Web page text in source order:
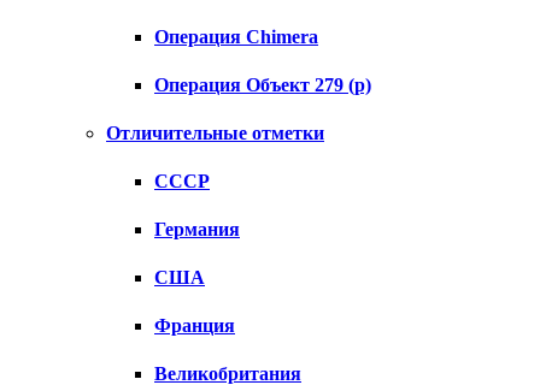
Операция Chimera
Операция Объект 279 (р)
Отличительные отметки
СССР
Германия
США
Франция
Великобритания